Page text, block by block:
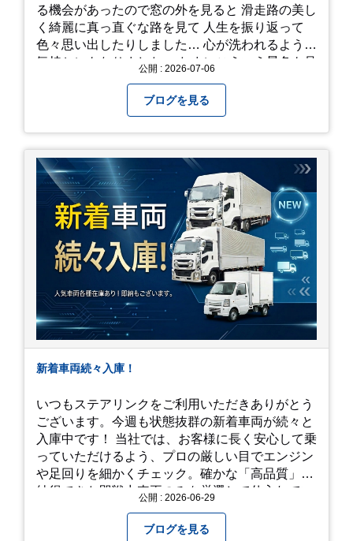
る機会があったので窓の外を見ると 滑走路の美し
く綺麗に真っ直ぐな路を見て 人生を振り返って
色々思い出したりしました… 心が洗われるような
気持ちにもなりました。 たまにこういう景色も見
番になりますが皆様方くれぐれもご自愛ください
公開 : 2026-07-06
ブログを見る
新着車両続々入庫！
いつもステアリンクをご利用いただきありがとう
ございます。今週も状態抜群の新着車両が続々と
入庫中です！ 当社では、お客様に長く安心して乗
っていただけるよう、プロの厳しい目でエンジン
や足回りを細かくチェック。確かな「高品質」と
納得できた即戦力車両のみを厳選して仕入れてい
公開 : 2026-06-29
ブログを見る